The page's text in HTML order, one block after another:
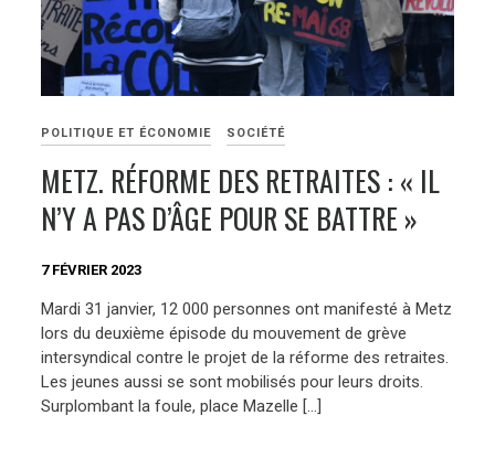
POLITIQUE ET ÉCONOMIE SOCIÉTÉ
METZ. RÉFORME DES RETRAITES : « IL
N’Y A PAS D’ÂGE POUR SE BATTRE »
7 FÉVRIER 2023
Mardi 31 janvier, 12 000 personnes ont manifesté à Metz
lors du deuxième épisode du mouvement de grève
intersyndical contre le projet de la réforme des retraites.
Les jeunes aussi se sont mobilisés pour leurs droits.
Surplombant la foule, place Mazelle […]